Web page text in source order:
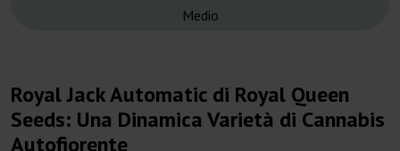
Medio
Royal Jack Automatic di Royal Queen
Seeds: Una Dinamica Varietà di Cannabis
Autofiorente